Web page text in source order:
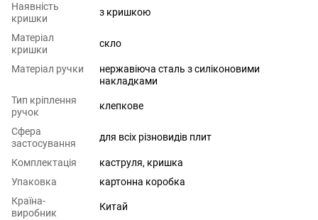
Наявність
кришки
з кришкою
Матеріал
кришки
скло
Матеріал ручки
нержавіюча сталь з силіконовими
накладками
Тип кріплення
ручок
клепкове
Сфера
застосування
для всіх різновидів плит
Комплектація
каструля, кришка
Упаковка
картонна коробка
Країна-
виробник
Китай